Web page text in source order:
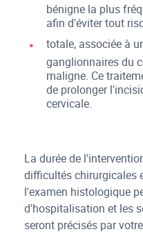
bénigne la plus
afin d'éviter tout
totale, associée à
ganglionnaires du
maligne. Ce
de prolonger
cervicale.
La durée de
difficultés chirurgicales
l'examen histologique
d'hospitalisation et les
seront précisés par